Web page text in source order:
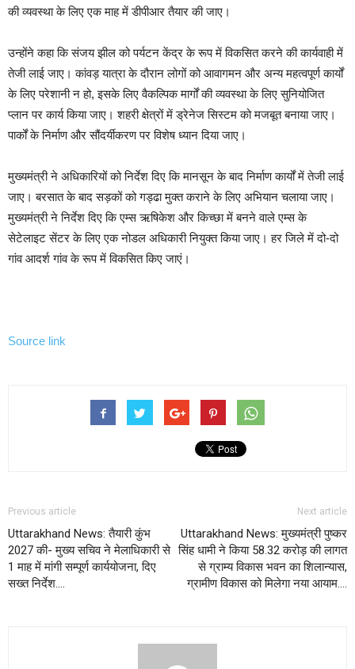
की व्यवस्था के लिए एक माह में डीपीआर तैयार की जाए।
उन्होंने कहा कि संजय झील को पर्यटन केंद्र के रूप में विकसित करने की कार्यवाही में
तेजी लाई जाए। कांवड़ यात्रा के दौरान लोगों को आवागमन और अन्य महत्वपूर्ण कार्यों
के लिए परेशानी न हो, इसके लिए वैकल्पिक मार्गों की व्यवस्था के लिए सुनियोजित
प्लान पर कार्य किया जाए। शहरी क्षेत्रों में ड्रेनेज सिस्टम को मजबूत बनाया जाए।
पार्कों के निर्माण और सौंदर्यीकरण पर विशेष ध्यान दिया जाए।
मुख्यमंत्री ने अधिकारियों को निर्देश दिए कि मानसून के बाद निर्माण कार्यों में तेजी लाई
जाए। बरसात के बाद सड़कों को गड्ढा मुक्त कराने के लिए अभियान चलाया जाए।
मुख्यमंत्री ने निर्देश दिए कि एम्स ऋषिकेश और किच्छा में बनने वाले एम्स के
सेटेलाइट सेंटर के लिए एक नोडल अधिकारी नियुक्त किया जाए। हर जिले में दो-दो
गांव आदर्श गांव के रूप में विकसित किए जाएं।
Source link
Previous article
Uttarakhand News: तैयारी कुंभ
2027 की- मुख्य सचिव ने मेलाधिकारी से
1 माह में मांगी सम्पूर्ण कार्ययोजना, दिए
सख्त निर्देश….
Next article
Uttarakhand News: मुख्यमंत्री पुष्कर
सिंह धामी ने किया 58.32 करोड़ की लागत
से ग्राम्य विकास भवन का शिलान्यास,
ग्रामीण विकास को मिलेगा नया आयाम….